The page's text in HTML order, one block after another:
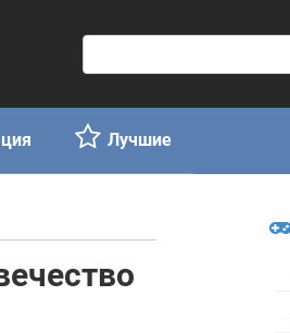
о
с
к
:
Лучшие